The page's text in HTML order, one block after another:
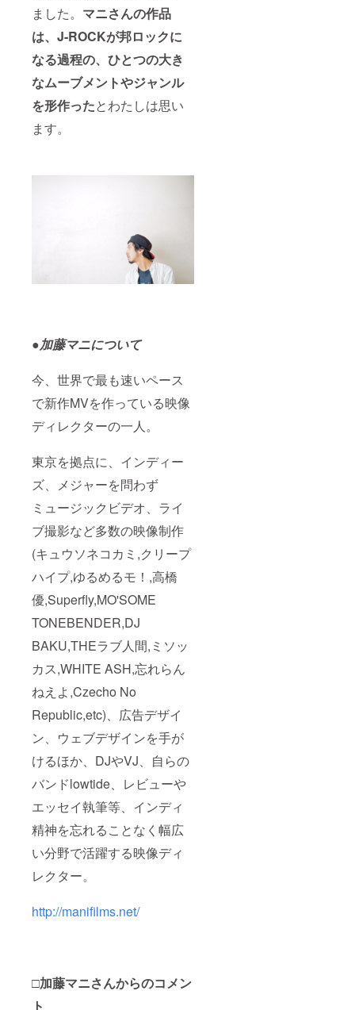
ました。 マニさんの作品
は、J-ROCKが邦ロックに
なる過程の、ひとつの大き
なムーブメントやジャンル
を形作ったとわたしは思い
ます。
●加藤マニについて
今、世界で最も速いペース
で新作MVを作っている映像
ディレクターの一人。
東京を拠点に、インディー
ズ、メジャーを問わず
ミュージックビデオ、ライ
ブ撮影など多数の映像制作
(キュウソネコカミ,クリープ
ハイプ,ゆるめるモ！,高橋
優,Superfly,MO'SOME
TONEBENDER,DJ
BAKU,THEラブ人間,ミソッ
カス,WHITE ASH,忘れらん
ねえよ,Czecho No
Republic,etc)、広告デザイ
ン、ウェブデザインを手が
けるほか、DJやVJ、自らの
バンドlowtide、レビューや
エッセイ執筆等、インディ
精神を忘れることなく幅広
い分野で活躍する映像ディ
レクター。
http://manifilms.net/
□加藤マニさんからのコメン
ト